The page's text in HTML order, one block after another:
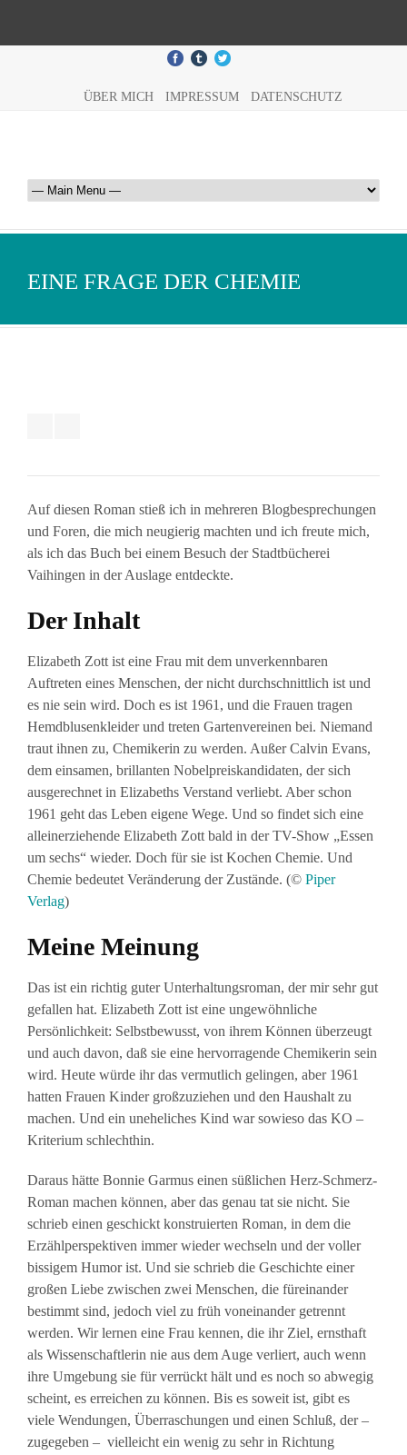
ÜBER MICH IMPRESSUM DATENSCHUTZ
EINE FRAGE DER CHEMIE
Auf diesen Roman stieß ich in mehreren Blogbesprechungen
und Foren, die mich neugierig machten und ich freute mich,
als ich das Buch bei einem Besuch der Stadtbücherei
Vaihingen in der Auslage entdeckte.
Der Inhalt
Elizabeth Zott ist eine Frau mit dem unverkennbaren
Auftreten eines Menschen, der nicht durchschnittlich ist und
es nie sein wird. Doch es ist 1961, und die Frauen tragen
Hemdblusenkleider und treten Gartenvereinen bei. Niemand
traut ihnen zu, Chemikerin zu werden. Außer Calvin Evans,
dem einsamen, brillanten Nobelpreiskandidaten, der sich
ausgerechnet in Elizabeths Verstand verliebt. Aber schon
1961 geht das Leben eigene Wege. Und so findet sich eine
alleinerziehende Elizabeth Zott bald in der TV-Show „Essen
um sechs“ wieder. Doch für sie ist Kochen Chemie. Und
Chemie bedeutet Veränderung der Zustände. (© Piper
Verlag)
Meine Meinung
Das ist ein richtig guter Unterhaltungsroman, der mir sehr gut
gefallen hat. Elizabeth Zott ist eine ungewöhnliche
Persönlichkeit: Selbstbewusst, von ihrem Können überzeugt
und auch davon, daß sie eine hervorragende Chemikerin sein
wird. Heute würde ihr das vermutlich gelingen, aber 1961
hatten Frauen Kinder großzuziehen und den Haushalt zu
machen. Und ein uneheliches Kind war sowieso das KO –
Kriterium schlechthin.
Daraus hätte Bonnie Garmus einen süßlichen Herz-Schmerz-
Roman machen können, aber das genau tat sie nicht. Sie
schrieb einen geschickt konstruierten Roman, in dem die
Erzählperspektiven immer wieder wechseln und der voller
bissigem Humor ist. Und sie schrieb die Geschichte einer
großen Liebe zwischen zwei Menschen, die füreinander
bestimmt sind, jedoch viel zu früh voneinander getrennt
werden. Wir lernen eine Frau kennen, die ihr Ziel, ernsthaft
als Wissenschaftlerin nie aus dem Auge verliert, auch wenn
ihre Umgebung sie für verrückt hält und es noch so abwegig
scheint, es erreichen zu können. Bis es soweit ist, gibt es
viele Wendungen, Überraschungen und einen Schluß, der –
zugegeben – vielleicht ein wenig zu sehr in Richtung